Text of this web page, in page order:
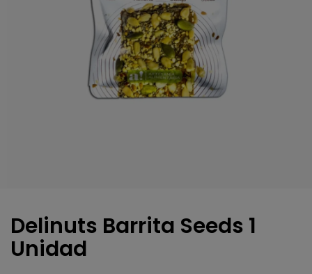
Delinuts Barrita Seeds 1
Unidad